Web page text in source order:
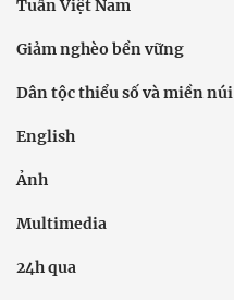
Tuần Việt Nam
Giảm nghèo bền vững
Dân tộc thiểu số và miền núi
English
Ảnh
Multimedia
24h qua